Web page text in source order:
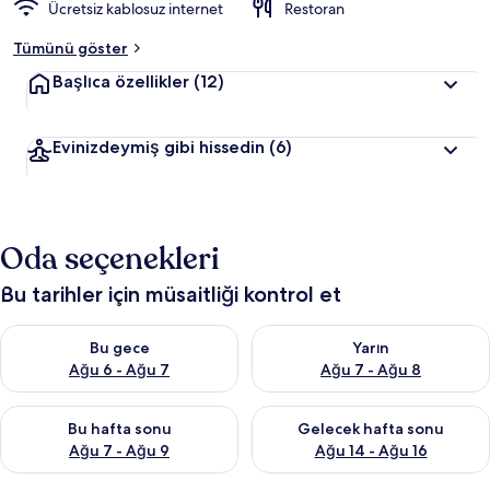
Ücretsiz kablosuz internet
Restoran
Tümünü göster
Başlıca özellikler (12)
Evinizdeymiş gibi hissedin (6)
Oda seçenekleri
Bu tarihler için müsaitliği kontrol et
Bu gece
Ağu 6 - Ağu 7
Bu gece için müsaitliği kontrol et Ağu 6 - Ağu 7
Yarın
Ağu 7 - Ağu 8
Yarın için müsaitliği kontrol
Bu hafta sonu
Ağu 7 - Ağu 9
Bu hafta sonu için müsaitliği kontrol et Ağu 7 - Ağu 9
Gelecek hafta sonu
Ağu 14 - Ağu 16
Önümüzdeki hafta sonu için